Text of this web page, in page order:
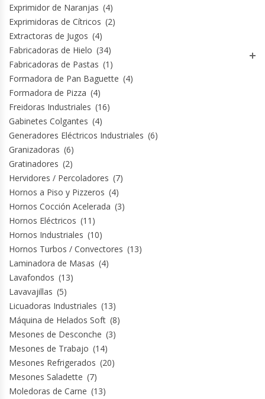
Revolvedoras De Masas
Roller Hot Dog
Salseras
Selladoras
Selladoras Al Vacío
Shawarmas
Sin Categoría
Sobadoras
Sushi Case
Termos
Tostadoras De Pan
Vitrinas Carniceras
Vitrinas Pasteleras
Exprimidor de Naranjas (4)
Exprimidoras de Cítricos (2)
Extractoras de Jugos (4)
Fabricadoras de Hielo (34)
Fabricadoras de Pastas (1)
Formadora de Pan Baguette (4)
Formadora de Pizza (4)
Freidoras Industriales (16)
Gabinetes Colgantes (4)
Generadores Eléctricos Industriales (6)
Granizadoras (6)
Gratinadores (2)
Hervidores / Percoladores (7)
Hornos a Piso y Pizzeros (4)
Hornos Cocción Acelerada (3)
Hornos Eléctricos (11)
Hornos Industriales (10)
Hornos Turbos / Convectores (13)
Laminadora de Masas (4)
Lavafondos (13)
Lavavajillas (5)
Licuadoras Industriales (13)
Máquina de Helados Soft (8)
Mesones de Desconche (3)
Mesones de Trabajo (14)
Mesones Refrigerados (20)
Mesones Saladette (7)
Moledoras de Carne (13)